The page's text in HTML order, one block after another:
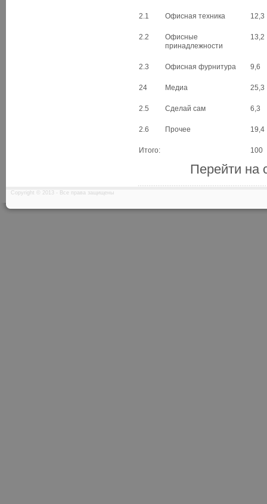
2.1 Офисная техника 12,3
2.2
Офисные
принадлежности
13,2
2.3 Офисная фурнитура 9,6
24 Медиа 25,3
2.5 Сделай сам 6,3
2.6 Прочее 19,4
Итого: 100
Перейти на
Copyright © 2013 - Все права защищены